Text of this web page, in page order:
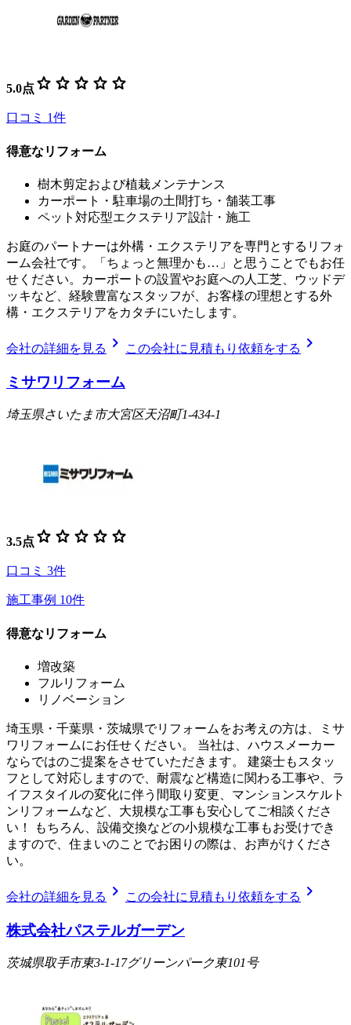
5.0点 star star star star star
口コミ 1件
得意なリフォーム
樹木剪定および植栽メンテナンス
カーポート・駐車場の土間打ち・舗装工事
ペット対応型エクステリア設計・施工
お庭のパートナーは外構・エクステリアを専門とするリフォ
ーム会社です。「ちょっと無理かも…」と思うことでもお任
せください。カーポートの設置やお庭への人工芝、ウッドデ
ッキなど、経験豊富なスタッフが、お客様の理想とする外
構・エクステリアをカタチにいたします。
会社の詳細を見る chevron_right この会社に見積もり依頼をする chevron_right
ミサワリフォーム
埼玉県さいたま市大宮区天沼町1-434-1
3.5点 star star star star star
口コミ 3件
施工事例 10件
得意なリフォーム
増改築
フルリフォーム
リノベーション
埼玉県・千葉県・茨城県でリフォームをお考えの方は、ミサ
ワリフォームにお任せください。 当社は、ハウスメーカー
ならではのご提案をさせていただきます。 建築士もスタッ
フとして対応しますので、耐震など構造に関わる工事や、ラ
イフスタイルの変化に伴う間取り変更、マンションスケルト
ンリフォームなど、大規模な工事も安心してご相談くださ
い！ もちろん、設備交換などの小規模な工事もお受けでき
ますので、住まいのことでお困りの際は、お声がけくださ
い。
会社の詳細を見る chevron_right この会社に見積もり依頼をする chevron_right
株式会社パステルガーデン
茨城県取手市東3-1-17グリーンパーク東101号